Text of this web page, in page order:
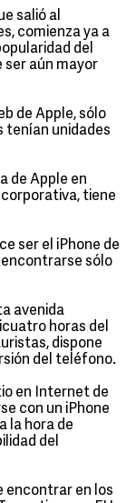
salió al
comienza ya a
del
ser aún mayor
de Apple, sólo
tenían unidades
de Apple en
tiene
ser el iPhone de
encontrarse sólo
avenida
horas del
dispone
del teléfono.
en Internet de
con un iPhone
la hora de
del
encontrar en los